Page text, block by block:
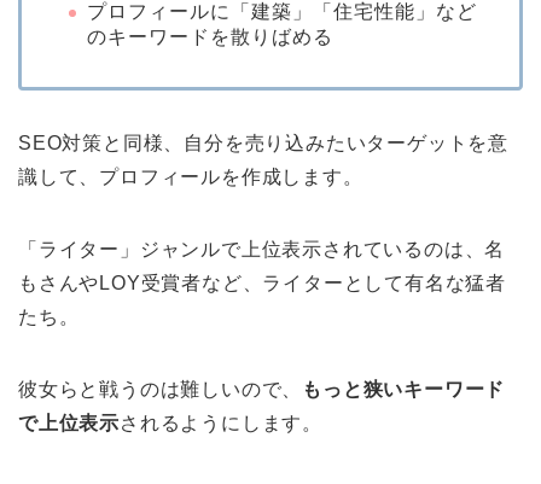
プロフィールに「建築」「住宅性能」など
のキーワードを散りばめる
SEO対策と同様、自分を売り込みたいターゲットを意
識して、プロフィールを作成します。
「ライター」ジャンルで上位表示されているのは、名
もさんやLOY受賞者など、ライターとして有名な猛者
たち。
彼女らと戦うのは難しいので、
もっと狭いキーワード
で上位表示されるようにします。